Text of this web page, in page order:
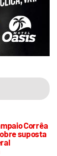
Corrêa
suposta